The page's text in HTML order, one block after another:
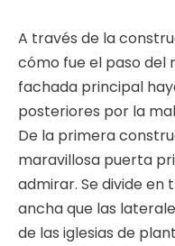
A través de la
cómo fue el paso del
fachada principal
posteriores por la
De la primera
maravillosa puerta
admirar. Se divide en
ancha que las
de las iglesias de